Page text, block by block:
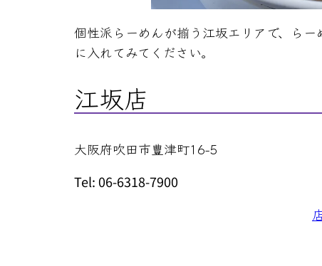
個性派らーめんが揃う江坂エリアで、ら
に入れてみてください。
江坂店
大阪府吹田市豊津町16-5
Tel: 06-6318-7900